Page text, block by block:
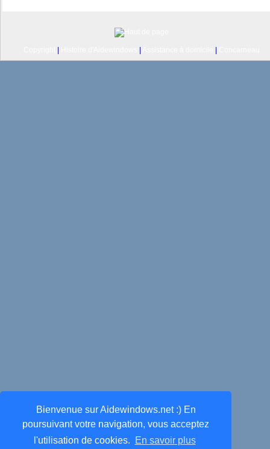
Bienvenue sur Aidewindows.net :) En
poursuivant votre navigation, vous acceptez
l'utilisation de cookies.
En savoir plus